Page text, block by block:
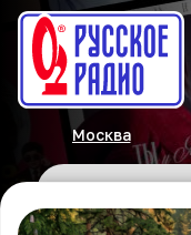
Москва